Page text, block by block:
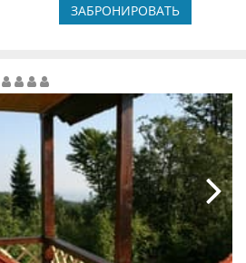
ЗАБРОНИРОВАТЬ